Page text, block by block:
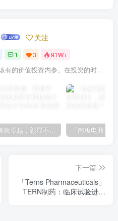
关注
1 3 91W+
每个炒股人都应该有的价值投资内参。在投资的时候，我们把自己看成是企业分析师——而不是市场分析师，也不是宏观经济分析师，更不是证券分析师。
【铸就卓越，彰显不凡】顶级财富管理机构专属官网设计与咨询
下一篇
「Terns Pharmaceuticals」
TERN制药：临床试验进展